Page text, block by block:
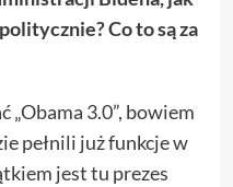
Co to są za
„Obama 3.0”, bowiem
pełnili już funkcje w
jest tu prezes